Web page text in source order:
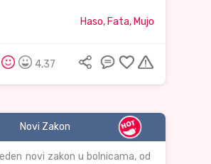
Haso, Fata, Mujo
4,37
Novi Zakon
novi zakon u bolnicama, od